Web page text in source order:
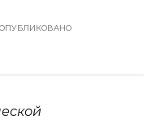
ОПУБЛИКОВАНО